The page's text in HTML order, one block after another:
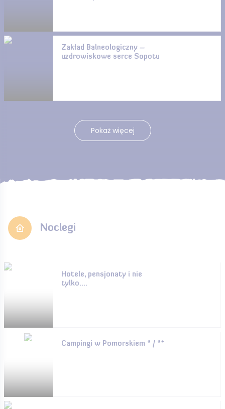
Zakład Balneologiczny –
uzdrowiskowe serce Sopotu
Pokaż więcej
Noclegi
Hotele, pensjonaty i nie
tylko....
Campingi w Pomorskiem * / **